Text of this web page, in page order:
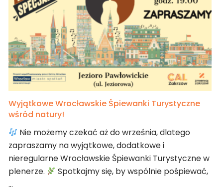
Wyjątkowe Wrocławskie Śpiewanki Turystyczne
wśród natury!
Nie możemy czekać aż do września, dlatego
zapraszamy na wyjątkowe, dodatkowe i
nieregularne Wrocławskie Śpiewanki Turystyczne w
plenerze.
Spotkajmy się, by wspólnie pośpiewać,
…